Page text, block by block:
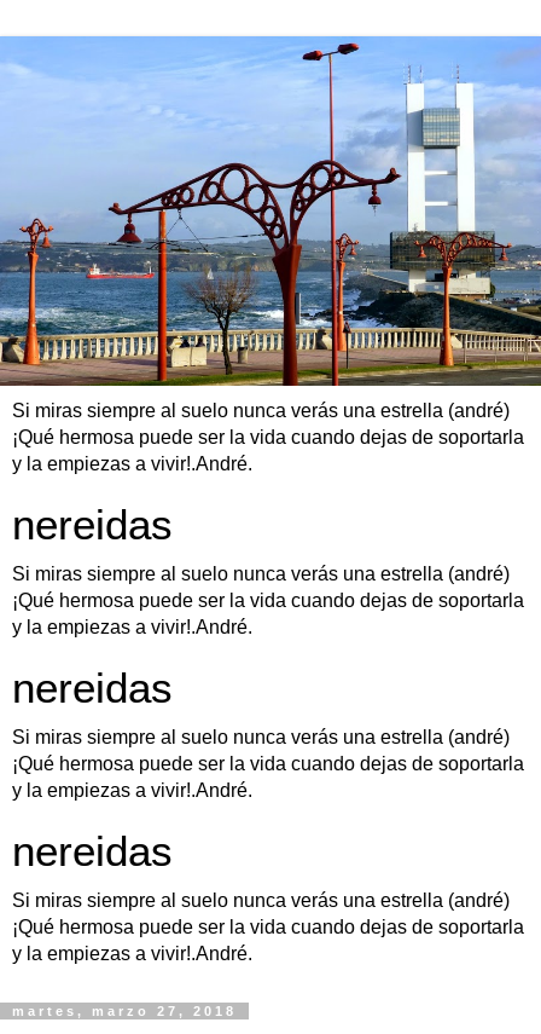
Si miras siempre al suelo nunca verás una estrella (andré)
¡Qué hermosa puede ser la vida cuando dejas de soportarla
y la empiezas a vivir!.André.
nereidas
Si miras siempre al suelo nunca verás una estrella (andré)
¡Qué hermosa puede ser la vida cuando dejas de soportarla
y la empiezas a vivir!.André.
nereidas
Si miras siempre al suelo nunca verás una estrella (andré)
¡Qué hermosa puede ser la vida cuando dejas de soportarla
y la empiezas a vivir!.André.
nereidas
Si miras siempre al suelo nunca verás una estrella (andré)
¡Qué hermosa puede ser la vida cuando dejas de soportarla
y la empiezas a vivir!.André.
martes, marzo 27, 2018